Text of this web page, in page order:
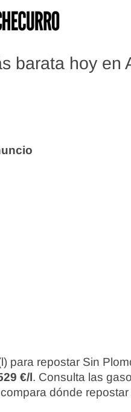
barata hoy en
para repostar Sin
€/l. Consulta las
dónde